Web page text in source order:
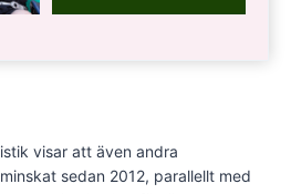
visar att även andra
sedan 2012, parallellt med